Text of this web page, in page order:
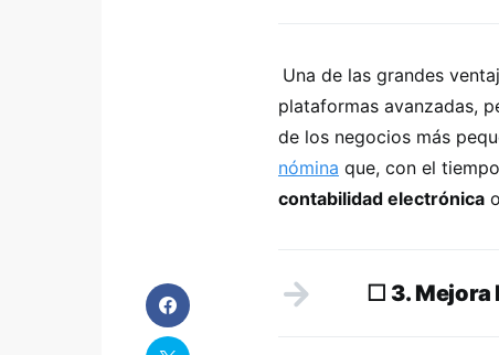
Una de las grandes
plataformas avanzadas,
de los negocios más
nómina que, con el
contabilidad electrónica o
☐ 3.